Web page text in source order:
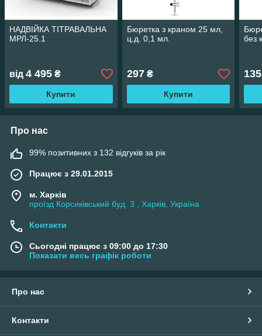
НАДВІЙКА ТІТРАВАЛЬНА
МРЛ-25.1
від 4 495 ₴
Купити
Бюретка з краном 25 мл,
ц.д. 0,1 мл.
297₴
Купити
без
135
Про нас
99% позитивних з 132 відгуків за рік
Працює з 29.01.2015
м. Харків
проїзд Корсиківський буд. 3 , Харків, Україна
Контакти
Сьогодні працює з 09:00 до 17:30
Показати весь графік роботи
Про нас
Контакти